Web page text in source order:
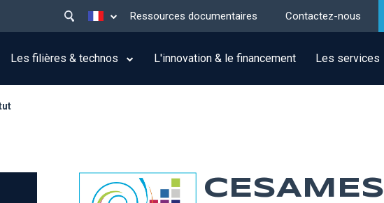
Lister les actions supplémentaires
menu
top
Ressources documentaires Contactez-nous
Les filières & technos L'innovation & le financement Les services
CESAMES